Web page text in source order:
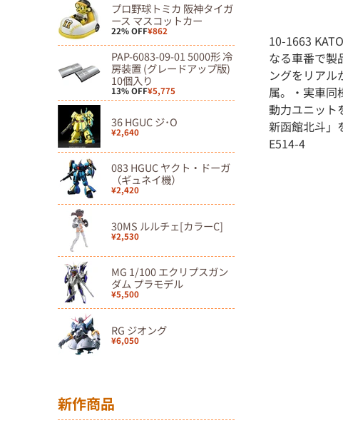
プロ野球トミカ 阪神タイガ
ース マスコットカー
22% OFF¥862
PAP-6083-09-01 5000形 冷
房装置 (グレードアップ版)
10個入り
13% OFF¥5,775
36 HGUC ジ･O
¥2,640
083 HGUC ヤクト・ドーガ
（ギュネイ機）
¥2,420
30MS ルルチェ[カラーC]
¥2,530
MG 1/100 エクリプスガン
ダム プラモデル
¥5,500
RG ジオング
¥6,050
新作商品
10-1663
なる車番で製
ングをリアル
属。・実車同
動力ユニット
新函館北斗」
E514-4